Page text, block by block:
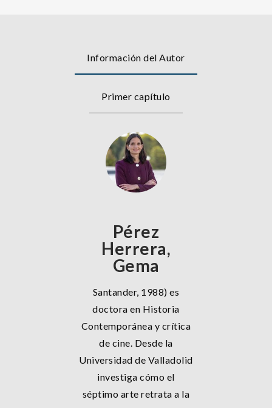
Información del Autor
Primer capítulo
Pérez
Herrera,
Gema
Santander, 1988) es
doctora en Historia
Contemporánea y crítica
de cine. Desde la
Universidad de Valladolid
investiga cómo el
séptimo arte retrata a la